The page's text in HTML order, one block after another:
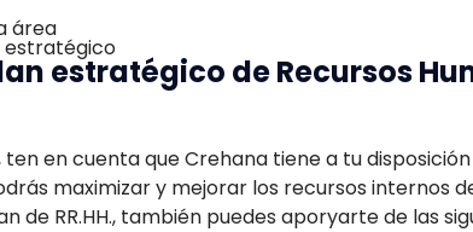
área
estratégico
estratégico de Recursos
en cuenta que Crehana tiene a tu
maximizar y mejorar los recursos internos
de RR.HH., también puedes aporyarte de las